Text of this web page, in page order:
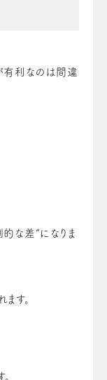
有利なのは間違
な差”になりま
す。